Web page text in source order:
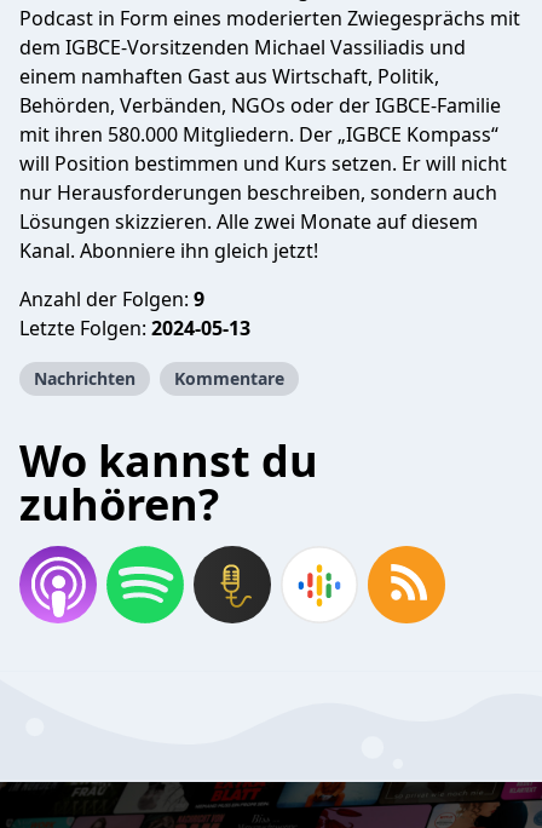
Podcast in Form eines moderierten Zwiegesprächs mit
dem IGBCE-Vorsitzenden Michael Vassiliadis und
einem namhaften Gast aus Wirtschaft, Politik,
Behörden, Verbänden, NGOs oder der IGBCE-Familie
mit ihren 580.000 Mitgliedern. Der „IGBCE Kompass“
will Position bestimmen und Kurs setzen. Er will nicht
nur Herausforderungen beschreiben, sondern auch
Lösungen skizzieren. Alle zwei Monate auf diesem
Kanal. Abonniere ihn gleich jetzt!
Anzahl der Folgen: 9
Letzte Folgen: 2024-05-13
Nachrichten Kommentare
Wo kannst du
zuhören?